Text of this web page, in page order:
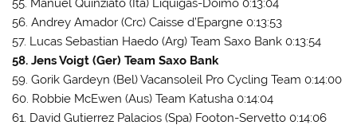
55. Manuel Quinziato (Ita) Liquigas-Doimo 0:13:04
56. Andrey Amador (Crc) Caisse d’Epargne 0:13:53
57. Lucas Sebastian Haedo (Arg) Team Saxo Bank 0:13:54
58. Jens Voigt (Ger) Team Saxo Bank
59. Gorik Gardeyn (Bel) Vacansoleil Pro Cycling Team 0:14:00
60. Robbie McEwen (Aus) Team Katusha 0:14:04
61. David Gutierrez Palacios (Spa) Footon-Servetto 0:14:06